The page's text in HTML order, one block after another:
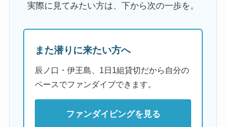
実際に見てみたい方は、下から次の一歩を。
また潜りに来たい方へ
辰ノ口・伊王島、1日1組貸切だから自分の
ペースでファンダイブできます。
ファンダイビングを見る